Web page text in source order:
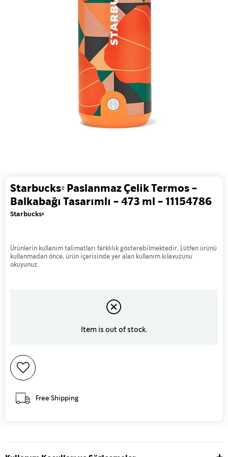
Starbucks® Paslanmaz Çelik Termos -
Balkabağı Tasarımlı - 473 ml - 11154786
Starbucks®
Ürünlerin kullanım talimatları farklılık gösterebilmektedir. Lütfen ürünü
kullanmadan önce, ürün içerisinde yer alan kullanım kılavuzunu
okuyunuz.
Item is out of stock.
Free Shipping